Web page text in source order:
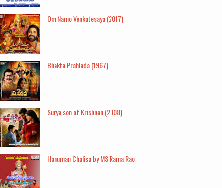
Om Namo Venkatesaya (2017)
Bhakta Prahlada (1967)
Surya son of Krishnan (2008)
Hanuman Chalisa by MS Rama Rao